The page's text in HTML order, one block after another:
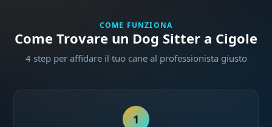
COME FUNZIONA
Come Trovare un Dog Sitter a Cigole
4 step per affidare il tuo cane al professionista giusto
1